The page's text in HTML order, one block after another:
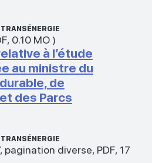
, 0.10 MO)
à l’étude
au ministre du
de
des Parcs
, pagination diverse, PDF, 17